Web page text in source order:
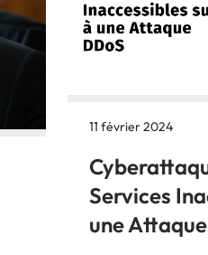
11 février 2024
Services
une